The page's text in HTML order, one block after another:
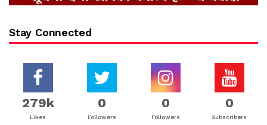
Stay Connected
279k
Likes
0
Followers
0
Followers
0
Subscribers